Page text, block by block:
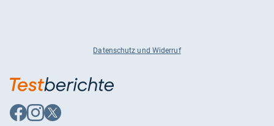
Datenschutz und Widerruf
Auf
Facebook
Auf
Instagram
Auf
X